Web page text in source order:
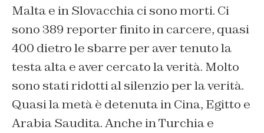
Malta e in Slovacchia ci sono morti. Ci
sono 389 reporter finito in carcere, quasi
400 dietro le sbarre per aver tenuto la
testa alta e aver cercato la verità. Molto
sono stati ridotti al silenzio per la verità.
Quasi la metà è detenuta in Cina, Egitto e
Arabia Saudita. Anche in Turchia e